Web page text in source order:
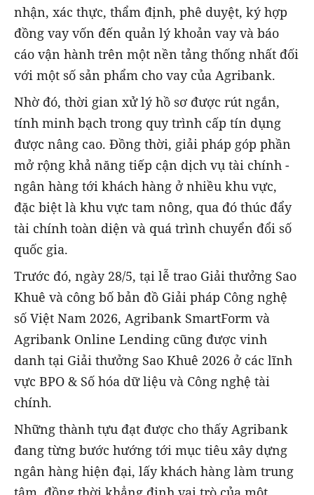
nhận, xác thực, thẩm định, phê duyệt, ký hợp
đồng vay vốn đến quản lý khoản vay và báo
cáo vận hành trên một nền tảng thống nhất đối
với một số sản phẩm cho vay của Agribank.
Nhờ đó, thời gian xử lý hồ sơ được rút ngắn,
tính minh bạch trong quy trình cấp tín dụng
được nâng cao. Đồng thời, giải pháp góp phần
mở rộng khả năng tiếp cận dịch vụ tài chính -
ngân hàng tới khách hàng ở nhiều khu vực,
đặc biệt là khu vực tam nông, qua đó thúc đẩy
tài chính toàn diện và quá trình chuyển đổi số
quốc gia.
Trước đó, ngày 28/5, tại lễ trao Giải thưởng Sao
Khuê và công bố bản đồ Giải pháp Công nghệ
số Việt Nam 2026, Agribank SmartForm và
Agribank Online Lending cũng được vinh
danh tại Giải thưởng Sao Khuê 2026 ở các lĩnh
vực BPO & Số hóa dữ liệu và Công nghệ tài
chính.
Những thành tựu đạt được cho thấy Agribank
đang từng bước hướng tới mục tiêu xây dựng
ngân hàng hiện đại, lấy khách hàng làm trung